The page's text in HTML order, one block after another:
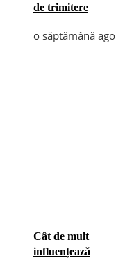
de trimitere
o săptămână ago
Cât de mult
influențează